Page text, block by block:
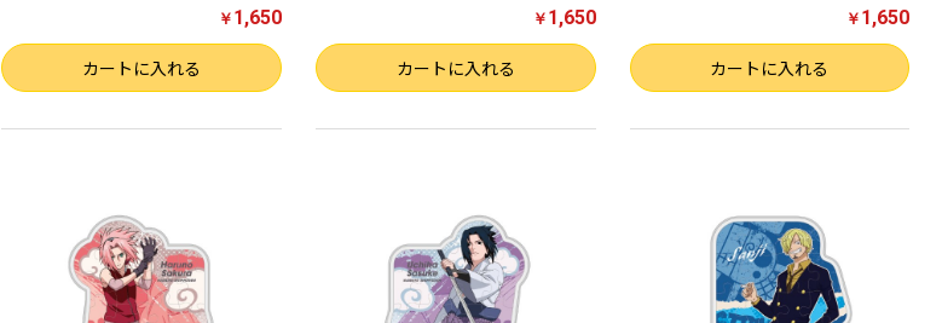
￥ 1,650
数量 カートに入れる
￥ 1,650
数量 カートに入れる
￥ 1,650
数量 カートに入れる